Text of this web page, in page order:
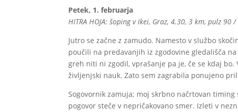
Petek, 1. februarja
HITRA HOJA: šoping v Ikei, Graz, 4.30, 3 km, pulz
Jutro se začne z zamudo. Namesto v službo
poučili na predavanjih iz zgodovine gledališča
greh niti ni zgodil, vprašanje pa je, če se kdaj
življenjski nauk. Zato sem zagrabila ponujeno
Sogovornik zamuja; moj skrbno načrtovan
pogovor steče v nepričakovano smer. Izleti v